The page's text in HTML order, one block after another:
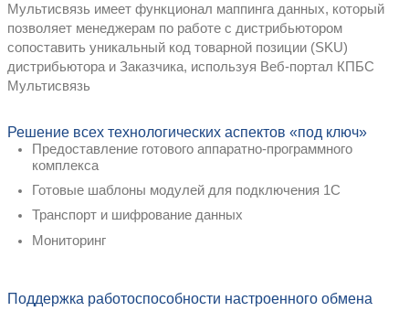
Что дает КПБС
Упрощение процесса подключения
Квалифицированный специалист
подключению системы дистрибьютора
Для подключения систем
Мультисвязь предоставляет:
Инсталляционный пакет, в который
модуль для подключения 1С 7 / 1С 8